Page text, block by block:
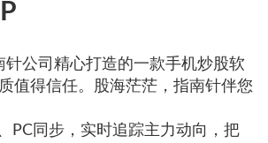
针公司精心打造的一款手机炒股软
值得信任。股海茫茫，指南针伴您
PC同步，实时追踪主力动向，把